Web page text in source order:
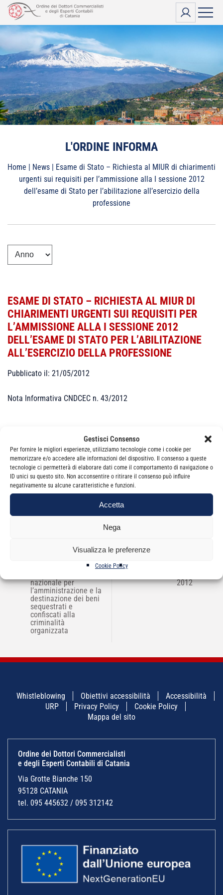
Gestisci Consenso
Per fornire le migliori esperienze, utilizziamo tecnologie come i cookie per
memorizzare e/o accedere alle informazioni del dispositivo. Il consenso a queste
tecnologie ci permetterà di elaborare dati come il comportamento di navigazione o
ID unici su questo sito. Non acconsentire o ritirare il consenso può influire
negativamente su alcune caratteristiche e funzioni.
Accetta
Nega
Visualizza le preferenze
Cookie Policy
Vai
contenuto
L'ORDINE INFORMA
Home | News | Esame di Stato – Richiesta al MIUR di chiarimenti
urgenti sui requisiti per l’ammissione alla I sessione 2012
dell’esame di Stato per l’abilitazione all’esercizio della
professione
ESAME DI STATO – RICHIESTA AL MIUR DI
CHIARIMENTI URGENTI SUI REQUISITI PER
L’AMMISSIONE ALLA I SESSIONE 2012
DELL’ESAME DI STATO PER L’ABILITAZIONE
ALL’ESERCIZIO DELLA PROFESSIONE
Pubblicato il: 21/05/2012
Nota Informativa CNDCEC n. 43/2012
CategorieNews
Protocollo d’intesa
nazionale per
l’amministrazione e la
destinazione dei beni
sequestrati e
confiscati alla
criminalità
organizzata
2012
Whistleblowing Obiettivi accessibilità
Accessibilità
URP
Privacy Policy
Cookie Policy
Mappa del sito
Ordine dei Dottori Commercialisti
e degli Esperti Contabili di Catania
Via Grotte Bianche 150
95128 CATANIA
tel. 095 445632 / 095 312142